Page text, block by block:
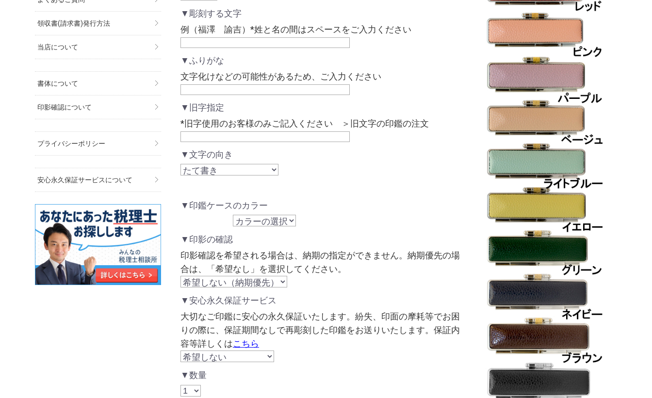
▼彫刻する文字
例（福澤 諭吉）*姓と名の間はスペースをご入力ください
▼ふりがな
文字化けなどの可能性があるため、ご入力ください
▼旧字指定
*旧字使用のお客様のみご記入ください ＞旧文字の印鑑の注文
▼文字の向き
▼印鑑ケースのカラー
▼印影の確認
印影確認を希望される場合は、納期の指定ができません。納期優先の場
合は、「希望なし」を選択してください。
▼安心永久保証サービス
大切なご印鑑に安心の永久保証いたします。紛失、印面の摩耗等でお困
りの際に、保証期間なしで再彫刻した印鑑をお送りいたします。保証内
容等詳しくはこちら
▼数量
領収書(請求書)発行方法
当店について
書体について
印影確認について
プライバシーポリシー
安心永久保証サービスについて